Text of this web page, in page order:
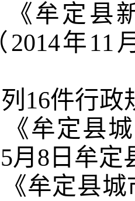
《牟定县
2014年11
16件行政
《牟定县
5月 8 日牟定
《牟定县